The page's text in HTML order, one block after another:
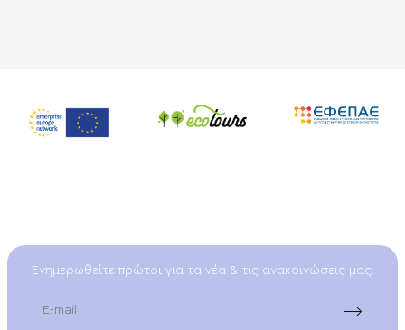
Ενημερωθείτε πρώτοι για τα νέα & τις ανακοινώσεις μας.